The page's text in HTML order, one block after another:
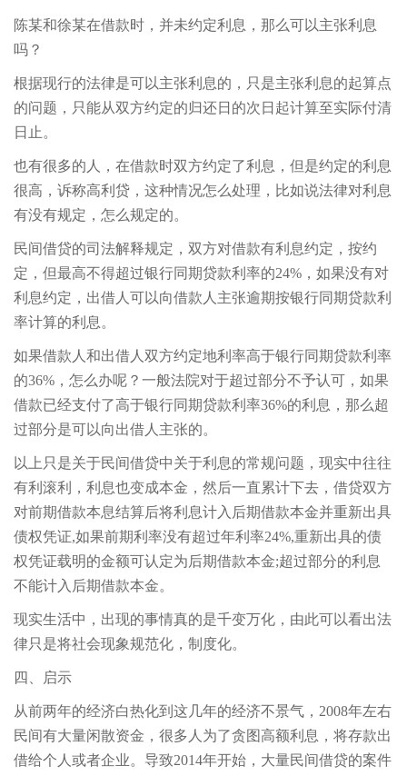
陈某和徐某在借款时，并未约定利息，那么可以主张利息
吗？
根据现行的法律是可以主张利息的，只是主张利息的起算点
的问题，只能从双方约定的归还日的次日起计算至实际付清
日止。
也有很多的人，在借款时双方约定了利息，但是约定的利息
很高，诉称高利贷，这种情况怎么处理，比如说法律对利息
有没有规定，怎么规定的。
民间借贷的司法解释规定，双方对借款有利息约定，按约
定，但最高不得超过银行同期贷款利率的24%，如果没有对
利息约定，出借人可以向借款人主张逾期按银行同期贷款利
率计算的利息。
如果借款人和出借人双方约定地利率高于银行同期贷款利率
的36%，怎么办呢？一般法院对于超过部分不予认可，如果
借款已经支付了高于银行同期贷款利率36%的利息，那么超
过部分是可以向出借人主张的。
以上只是关于民间借贷中关于利息的常规问题，现实中往往
有利滚利，利息也变成本金，然后一直累计下去，借贷双方
对前期借款本息结算后将利息计入后期借款本金并重新出具
债权凭证,如果前期利率没有超过年利率24%,重新出具的债
权凭证载明的金额可认定为后期借款本金;超过部分的利息
不能计入后期借款本金。
现实生活中，出现的事情真的是千变万化，由此可以看出法
律只是将社会现象规范化，制度化。
四、启示
从前两年的经济白热化到这几年的经济不景气，2008年左右
民间有大量闲散资金，很多人为了贪图高额利息，将存款出
借给个人或者企业。导致2014年开始，大量民间借贷的案件